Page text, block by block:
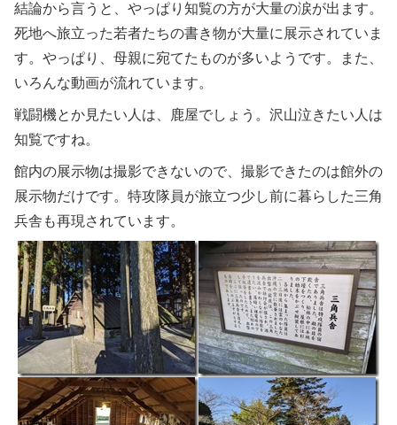
結論から言うと、やっぱり知覧の方が大量の涙が出ます。
死地へ旅立った若者たちの書き物が大量に展示されていま
す。やっぱり、母親に宛てたものが多いようです。また、
いろんな動画が流れています。
戦闘機とか見たい人は、鹿屋でしょう。沢山泣きたい人は
知覧ですね。
館内の展示物は撮影できないので、撮影できたのは館外の
展示物だけです。特攻隊員が旅立つ少し前に暮らした三角
兵舎も再現されています。